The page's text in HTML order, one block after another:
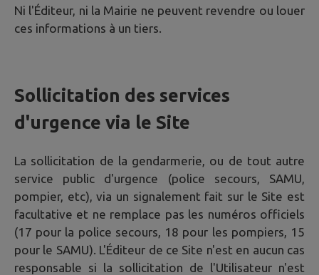
Ni l'Éditeur, ni la Mairie ne peuvent revendre ou louer
ces informations à un tiers.
Sollicitation des services
d'urgence via le Site
La sollicitation de la gendarmerie, ou de tout autre
service public d'urgence (police secours, SAMU,
pompier, etc), via un signalement fait sur le Site est
facultative et ne remplace pas les numéros officiels
(17 pour la police secours, 18 pour les pompiers, 15
pour le SAMU). L'Éditeur de ce Site n'est en aucun cas
responsable si la sollicitation de l'Utilisateur n'est